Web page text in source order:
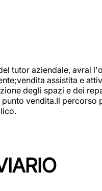
tutor aziendale, avrai
assistita e
degli spazi e dei
vendita.Il percorso